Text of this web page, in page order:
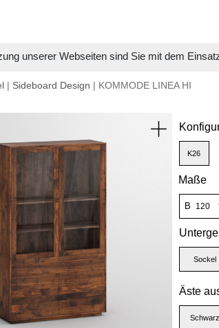
unserer Webseiten sind Sie mit dem
| Sideboard Design | KOMMODE LINEA HI
K26
Maße
B
Sockel
Äste
Schwarz